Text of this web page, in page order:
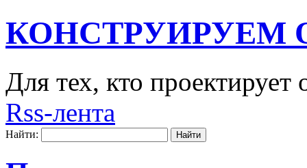
КОНСТРУИРУЕМ
Для тех, кто проектирует
Rss-лента
Найти: